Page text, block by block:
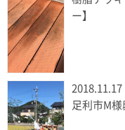
ー】
2018.11.17
足利市M